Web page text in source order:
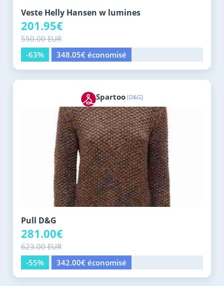
Veste Helly Hansen w lumines
201.95€
550.00 EUR
-63%
348.05€ économisé
Spartoo [D&G]
Pull D&G
281.00€
623.00 EUR
-55%
342.00€ économisé